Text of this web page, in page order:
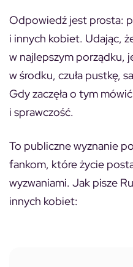
Odpowiedź jest prosta:
i innych kobiet. Udając,
w najlepszym porządku,
w środku, czuła pustkę,
Gdy zaczęła o tym mówić
i sprawczość.
To publiczne wyznanie
fankom, które życie
wyzwaniami. Jak pisze
innych kobiet: